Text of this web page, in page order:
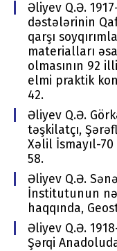
Əliyev Q.Ə.
dəstələrinin
qarşı
materialları
olmasının 92
elmi praktik
42.
Əliyev Q.Ə.
təşkilatçı,
Xəlil İsmayıl-
58.
Əliyev Q.Ə.
İnstitutunun
haqqında,
Əliyev Q.Ə.
Şərqi